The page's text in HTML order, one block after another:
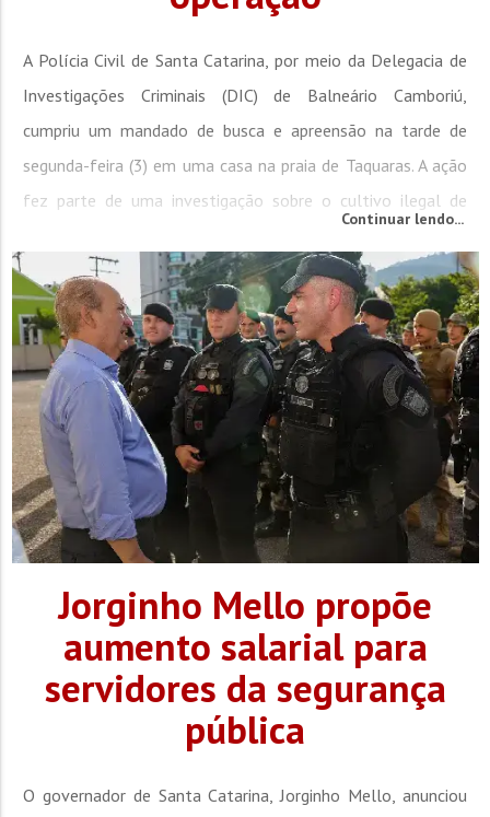
A Polícia Civil de Santa Catarina, por meio da Delegacia de
Investigações Criminais (DIC) de Balneário Camboriú,
cumpriu um mandado de busca e apreensão na tarde de
segunda-feira (3) em uma casa na praia de Taquaras. A ação
fez parte de uma investigação sobre o cultivo ilegal de
encontraram um cômodo adaptado como estufa, com
equipamentos e produtos...
Continuar lendo...
Jorginho Mello propõe
aumento salarial para
servidores da segurança
pública
O governador de Santa Catarina, Jorginho Mello, anunciou